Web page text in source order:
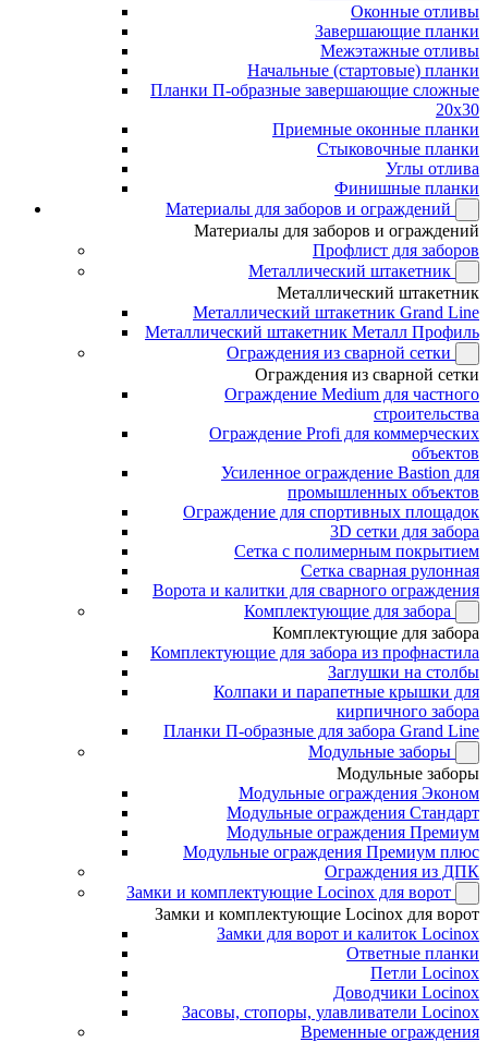
Оконные отливы
Завершающие планки
Межэтажные отливы
Начальные (стартовые) планки
Планки П-образные завершающие сложные
20x30
Приемные оконные планки
Стыковочные планки
Углы отлива
Финишные планки
Материалы для заборов и ограждений
Материалы для заборов и ограждений
Профлист для заборов
Металлический штакетник
Металлический штакетник
Металлический штакетник Grand Line
Металлический штакетник Металл Профиль
Ограждения из сварной сетки
Ограждения из сварной сетки
Ограждение Medium для частного
строительства
Ограждение Profi для коммерческих
объектов
Усиленное ограждение Bastion для
промышленных объектов
Ограждение для спортивных площадок
3D сетки для забора
Сетка с полимерным покрытием
Сетка сварная рулонная
Ворота и калитки для сварного ограждения
Комплектующие для забора
Комплектующие для забора
Комплектующие для забора из профнастила
Заглушки на столбы
Колпаки и парапетные крышки для
кирпичного забора
Планки П-образные для забора Grand Line
Модульные заборы
Модульные заборы
Модульные ограждения Эконом
Модульные ограждения Стандарт
Модульные ограждения Премиум
Модульные ограждения Премиум плюс
Ограждения из ДПК
Замки и комплектующие Locinox для ворот
Замки и комплектующие Locinox для ворот
Замки для ворот и калиток Locinox
Ответные планки
Петли Locinox
Доводчики Locinox
Засовы, стопоры, улавливатели Locinox
Временные ограждения